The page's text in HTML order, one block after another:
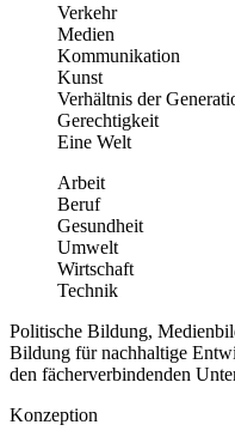
Verkehr
Medien
Kommunikation
Kunst
Verhältnis der
Gerechtigkeit
Eine Welt
Arbeit
Beruf
Gesundheit
Umwelt
Wirtschaft
Technik
Politische Bildung,
Bildung für nachhaltige
den fächerverbindenden
Konzeption